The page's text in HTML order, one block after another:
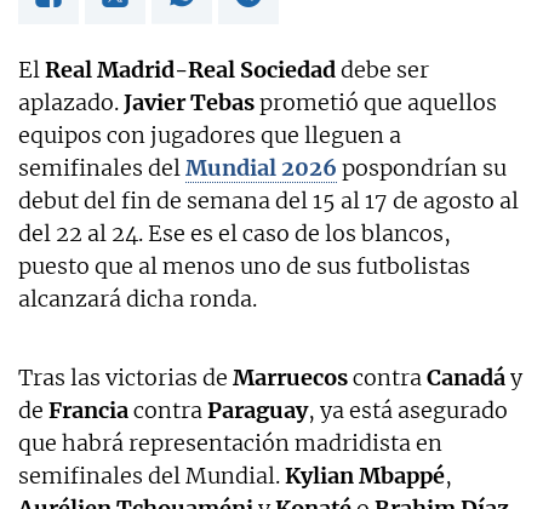
ElReal Madrid-Real Sociedaddebe ser
aplazado.Javier Tebasprometió que aquellos
equipos con jugadores que lleguen a
semifinales delMundial 2026 pospondrían su
debut del fin de semana del 15 al 17 de agosto al
del 22 al 24. Ese es el caso de los blancos,
puesto que al menos uno de sus futbolistas
alcanzará dicha ronda.
Tras las victorias de MarruecoscontraCanadáy
de FranciacontraParaguay, ya está asegurado
que habrá representación madridista en
semifinales del Mundial.Kylian Mbappé,